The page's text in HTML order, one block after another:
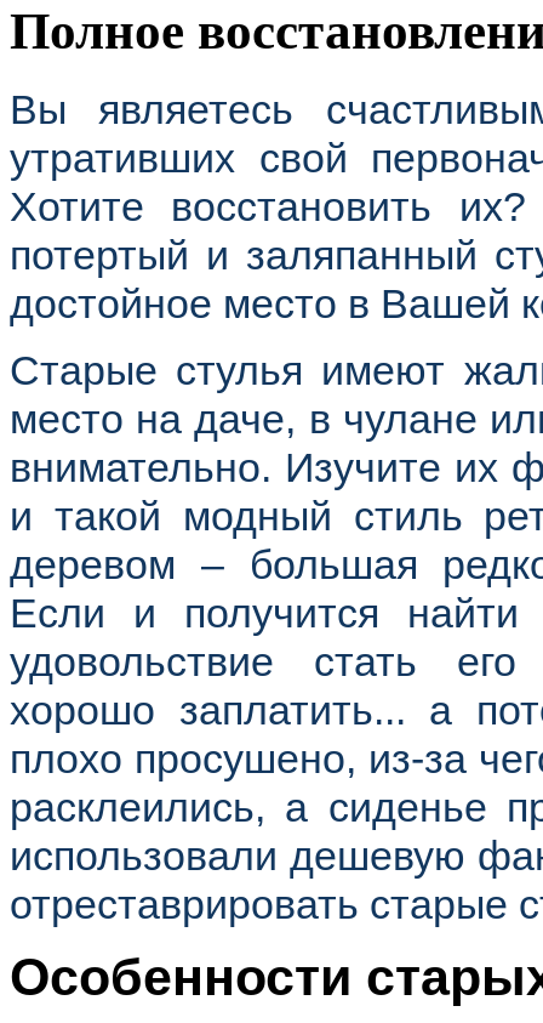
Полное
Вы являетесь
утративших свой
Хотите восстановить
потертый и заляпанный
достойное место в Вашей
Старые стулья имеют
место на даче, в чулане
внимательно. Изучите их
и такой модный стиль
деревом – большая
Если и получится найти
удовольствие стать
хорошо заплатить... а
плохо просушено, из-за
расклеились, а сиденье
использовали дешевую
отреставрировать старые
Особенности